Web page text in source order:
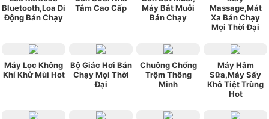
Bluetooth,Loa Di
Động Bán Chạy
Tắm Cao Cấp
Máy Bắt Muỗi
Bán Chạy
Massage,Mát
Xa Bán Chạy
Mọi Thời Đại
Máy Lọc Không
Khí Khử Mùi Hot
Bộ Giác Hơi Bán
Chạy Mọi Thời
Đại
Chuông Chống
Trộm Thông
Minh
Máy Hâm
Sữa,Máy Sấy
Khô Tiệt Trùng
Hot